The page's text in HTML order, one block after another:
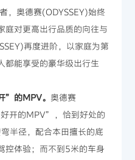
，奥德赛(ODYSSEY)始终
庭对更高出行品质的向往与
再度进阶，以家庭为第
都能享受的豪华级出行生
”的MPV。 奥德赛
开的MPV”，恰到好处的
半径，配合本田擅长的底
控体验；而不到5米的车身